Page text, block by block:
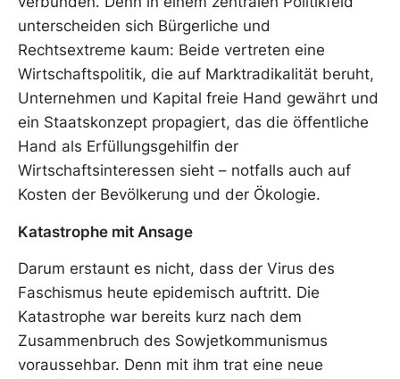
unterscheiden sich Bürgerliche und
Rechtsextreme kaum: Beide vertreten eine
Wirtschaftspolitik, die auf Marktradikalität beruht,
Unternehmen und Kapital freie Hand gewährt und
ein Staatskonzept propagiert, das die öffentliche
Hand als Erfüllungsgehilfin der
Wirtschaftsinteressen sieht – notfalls auch auf
Kosten der Bevölkerung und der Ökologie.
Katastrophe mit Ansage
Darum erstaunt es nicht, dass der Virus des
Faschismus heute epidemisch auftritt. Die
Katastrophe war bereits kurz nach dem
Zusammenbruch des Sowjetkommunismus
voraussehbar. Denn mit ihm trat eine neue